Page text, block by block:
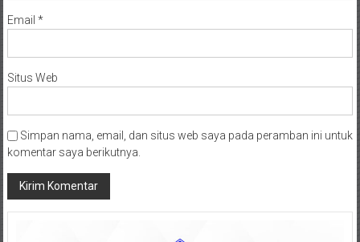
Email *
Situs Web
Simpan nama, email, dan situs web saya pada peramban ini untuk
komentar saya berikutnya.